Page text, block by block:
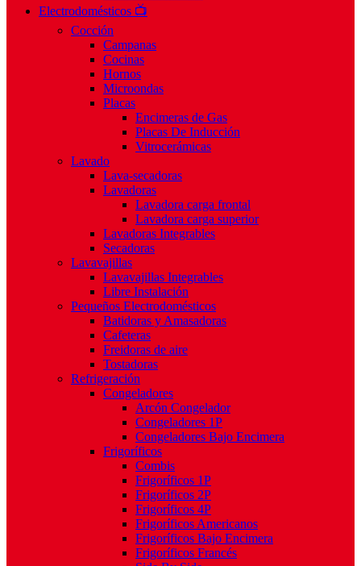
Electrodomésticos 📺
Cocción
Campanas
Cocinas
Hornos
Microondas
Placas
Encimeras de Gas
Placas De Inducción
Vitrocerámicas
Lavado
Lava-secadoras
Lavadoras
Lavadora carga frontal
Lavadora carga superior
Lavadoras Integrables
Secadoras
Lavavajillas
Lavavajillas Integrables
Libre Instalación
Pequeños Electrodomésticos
Batidoras y Amasadoras
Cafeteras
Freidoras de aire
Tostadoras
Refrigeración
Congeladores
Arcón Congelador
Congeladores 1P
Congeladores Bajo Encimera
Frigoríficos
Combis
Frigoríficos 1P
Frigoríficos 2P
Frigoríficos 4P
Frigoríficos Americanos
Frigoríficos Bajo Encimera
Frigoríficos Francés